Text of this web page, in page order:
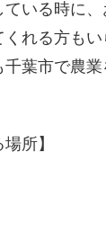
いる時に
れる方もい
葉市で農業
所】